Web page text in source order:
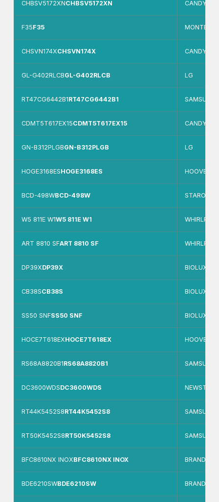
CHBSV5172XNCHBSV5172XN CANDY
F35F35
CHSVN174XCHSVN174X CANDY
GL-G402RLCBGL-G402RLCB LG
RT47CG6442B1RT47CG6442B1 SAMSUNG
CDMT5T617EX15CDMT5T617EX15 CANDY
GN-B312PLGBGN-B312PLGB LG
HOGE3168ESHOGE3168ES HOOVER
BCD-498WBCD-498W STARONE
W5 811E W1W5 811E W1
ART 8810 SFART 8810 SF
DP39XDP39X BIOLUX
CB38SCB38S BIOLUX
SS50 SNFSS50 SNF BIOLUX
HOCE7T618EXHOCE7T618EX HOOVER
RS68A8820B1RS68A8820B1 SAMSUNG
DC3600WDSDC3600WDS NEWSTAR
RT44K5452S8RT44K5452S8 SAMSUNG
RT50K5452S8RT50K5452S8 SAMSUNG
BFC8610NX INOXBFC8610NX INOX BRANDT
BDE6210SWBDE6210SW BRANDT